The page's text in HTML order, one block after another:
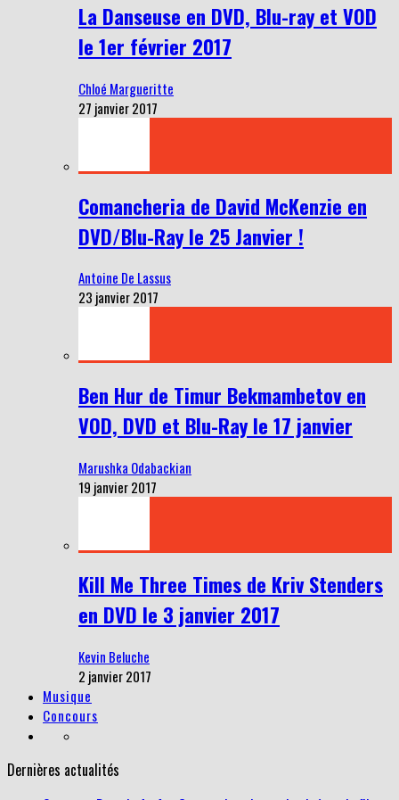
La Danseuse en DVD, Blu-ray et VOD
le 1er février 2017
Chloé Margueritte
27 janvier 2017
Comancheria de David McKenzie en
DVD/Blu-Ray le 25 Janvier !
Antoine De Lassus
23 janvier 2017
Ben Hur de Timur Bekmambetov en
VOD, DVD et Blu-Ray le 17 janvier
Marushka Odabackian
19 janvier 2017
Kill Me Three Times de Kriv Stenders
en DVD le 3 janvier 2017
Kevin Beluche
2 janvier 2017
Musique
Concours
Dernières actualités